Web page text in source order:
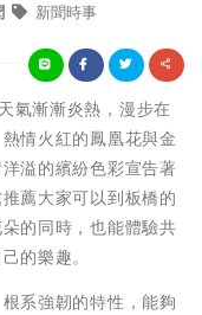
新聞時事
漸漸炎熱，漫步在
情火紅的鳳凰花與金
溢的繽紛色彩宣告著
薦大家可以到板橋的
的同時，也能體驗共
的樂趣。
系強韌的特性，能夠